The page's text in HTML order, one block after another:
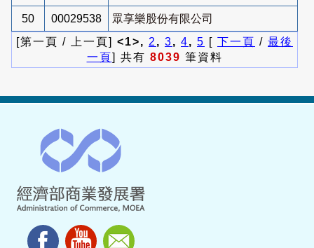
50 00029538
眾享樂股份有限公司
[第一頁 / 上一頁] <1>, 2 , 3, 4, 5 [ 下一頁 / 最後
一頁] 共有 8039 筆資料